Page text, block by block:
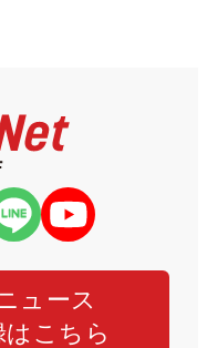
ュース
こちら